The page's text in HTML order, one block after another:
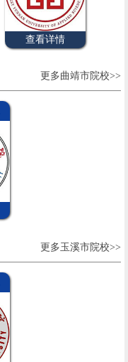
查看详情
更多曲靖市院校>>
更多玉溪市院校>>